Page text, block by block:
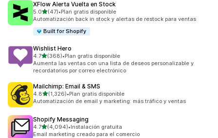
XFlow Alerta Vuelta en Stock
5.0de 5 estrellas
(47)
47 reseñas en total
•Plan gratis disponible
Automatización back in stock y alertas de restock para ventas
Built for Shopify
Wishlist Hero
4.7de 5 estrellas
(368)
368 reseñas en total
•Plan gratis disponible
Aumenta las ventas con una lista de deseos personalizable y
recordatorios por correo electrónico
Mailchimp: Email & SMS
4.8de 5 estrellas
(1,326)
1326 reseñas en total
•Plan gratis disponible
Automatización de email y marketing: más tráfico y ventas
Shopify Messaging
4.7de 5 estrellas
(4,094)
4094 reseñas en total
•Instalación gratuita
Email marketing creado para el comercio